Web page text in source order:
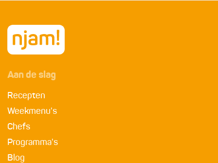
Aan de slag
Recepten
Weekmenu's
Chefs
Programma's
Blog